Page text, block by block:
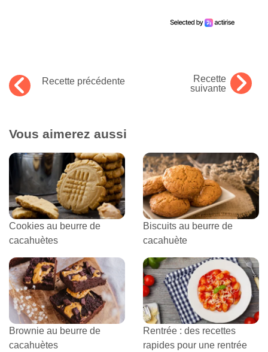
Recette précédente
Recette
suivante
Vous aimerez aussi
Cookies au beurre de
cacahuètes
Biscuits au beurre de
cacahuète
Brownie au beurre de
cacahuètes
Rentrée : des recettes
rapides pour une rentrée